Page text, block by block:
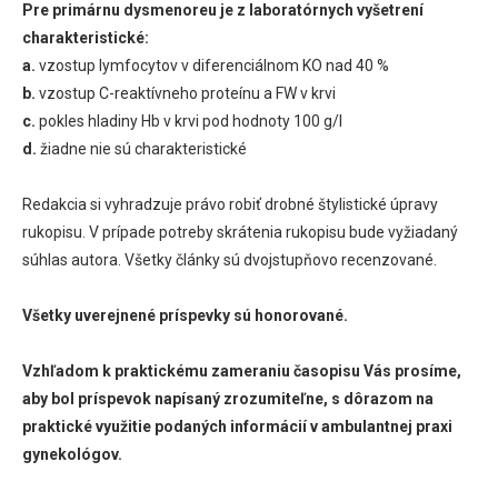
Pre primárnu dysmenoreu je z laboratórnych vyšetrení
charakteristické:
a. vzostup lymfocytov v diferenciálnom KO nad 40 %
b. vzostup C-reaktívneho proteínu a FW v krvi
c. pokles hladiny Hb v krvi pod hodnoty 100 g/l
d. žiadne nie sú charakteristické
Redakcia si vyhradzuje právo robiť drobné štylistické úpravy
rukopisu. V prípade potreby skrátenia rukopisu bude vyžiadaný
súhlas autora. Všetky články sú dvojstupňovo recenzované.
Všetky uverejnené príspevky sú honorované.
Vzhľadom k praktickému zameraniu časopisu Vás prosíme,
aby bol príspevok napísaný zrozumiteľne, s dôrazom na
praktické využitie podaných informácií v ambulantnej praxi
gynekológov.